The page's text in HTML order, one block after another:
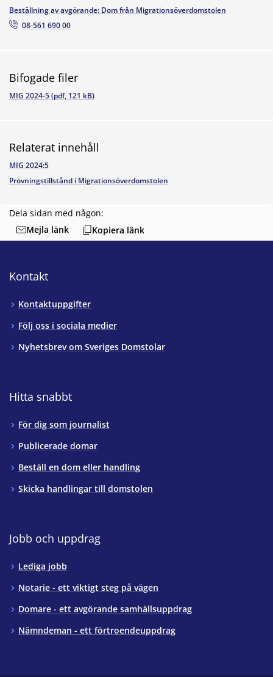
Dela sidan med någon:
Mejla länk
Kopiera länk
Beställning av avgörande: Dom från Migrationsöverdomstolen
08-561 690 00
Bifogade filer
MIG 2024-5 (pdf, 121 kB)
Relaterat innehåll
MIG 2024:5
Prövningstillstånd i Migrationsöverdomstolen
Kontakt
Kontaktuppgifter
Följ oss i sociala medier
Nyhetsbrev om Sveriges Domstolar
Hitta snabbt
För dig som journalist
Publicerade domar
Beställ en dom eller handling
Skicka handlingar till domstolen
Jobb och uppdrag
Lediga jobb
Notarie - ett viktigt steg på vägen
Domare - ett avgörande samhällsuppdrag
Nämndeman - ett förtroendeuppdrag